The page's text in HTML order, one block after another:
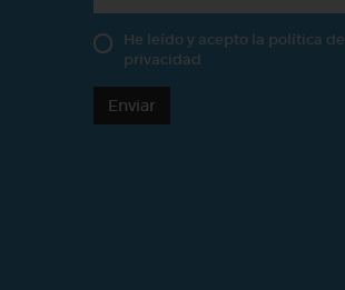
He leído y acepto la política de
privacidad
Enviar